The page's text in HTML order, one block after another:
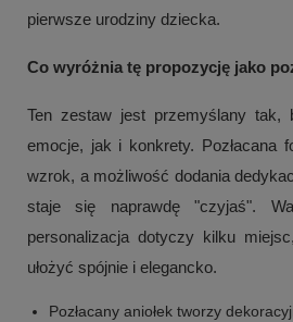
pierwsze urodziny dziecka.
Co wyróżnia tę propozycję jako
Ten zestaw jest przemyślany tak,
emocje, jak i konkrety. Pozłacana
wzrok, a możliwość dodania
staje się naprawdę "czyjaś".
personalizacja dotyczy kilku
ułożyć spójnie i elegancko.
Pozłacany aniołek tworzy